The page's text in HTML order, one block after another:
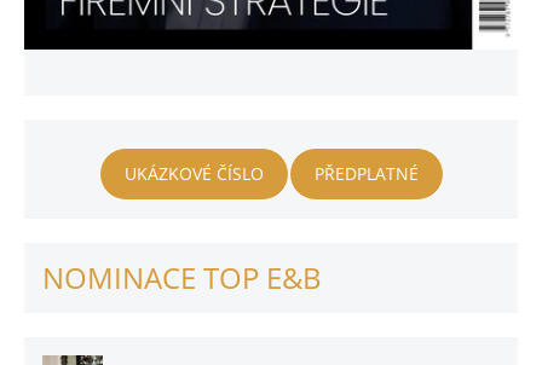
UKÁZKOVÉ ČÍSLO PŘEDPLATNÉ
NOMINACE TOP E&B